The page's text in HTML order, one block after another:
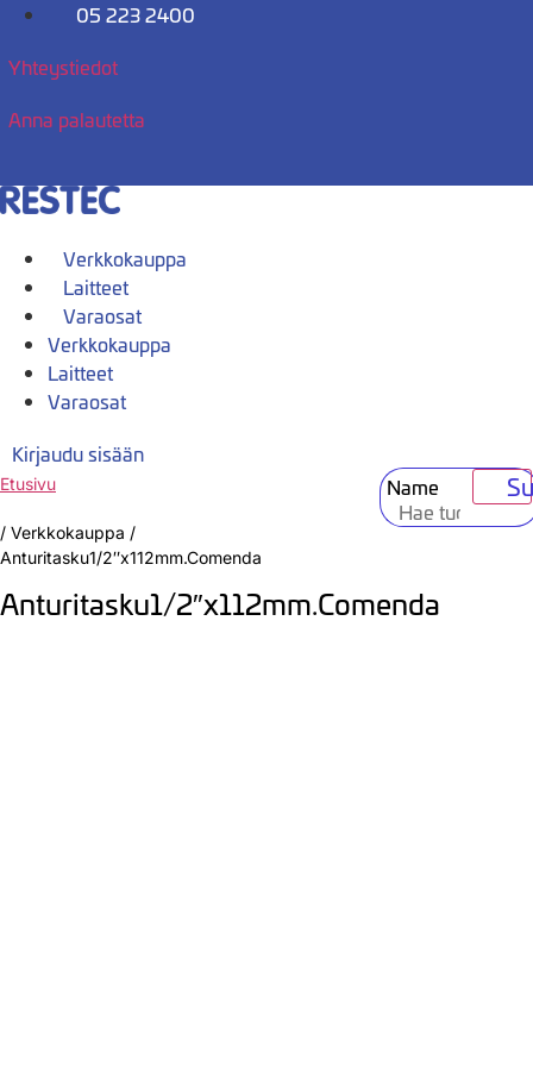
Mene
05 223 2400
Yhteystiedot
Anna palautetta
Verkkokauppa
Laitteet
Varaosat
Verkkokauppa
Laitteet
Varaosat
Kirjaudu sisään
Name
Etusivu
/ Verkkokauppa /
Anturitasku1/2″x112mm.Comenda
Anturitasku1/2″x112mm.Comenda